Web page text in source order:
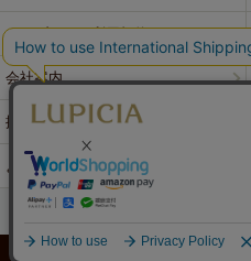
ウェブサイト利用規約
会社案内
採用情報
よくある質問